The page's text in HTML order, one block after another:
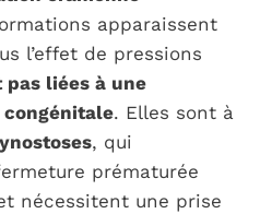
apparaissent
l’effet de pressions
pas liées à une
congénitale. Elles sont à
, qui
prématurée
nécessitent une prise